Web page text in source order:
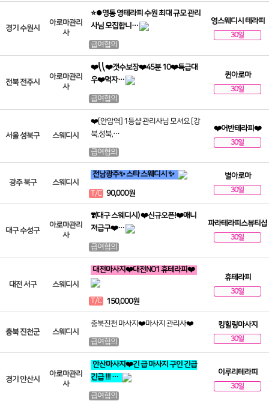
경기 수원시
아로마관리
사
⭐⏺영통 영테라피 수원 최대 규모 관리
사님 모집합니…
급여협의
영스웨디시 테라피
30일
전북 전주시
아로마관리
사
❤️⎝⎝❤️갯수보장❤️45분 10❤️특급대
우❤️먹자…
급여협의
퀸아로마
30일
서울 성북구 스웨디시
❤️[안암역] 1등샵 관리사님 모셔요 [강
북,성북,…
급여협의
❤️어반테라피❤️
30일
광주 북구 스웨디시
전남광주✨ 스타 스웨디시 ✨
T/C 90,000원
별아로마
30일
대구 수성구
아로마관리
사
❣️(대구 스웨디시) ❤️신규오픈!❤️매니
저급구❤️…
급여협의
파라테라피스뷰티샵
30일
대전 서구 스웨디시
대전마사지❤️대전NO1 휴테라피❤️
T/C 150,000원
휴테라피
30일
충북 진천군 스웨디시
충북진천 마사지❤️마사지 관리사❤️
급여협의
킹힐링마사지
30일
경기 안산시
아로마관리
사
안산마사지❤️긴 급 마사지 구인 긴급
긴급 !!! …
급여협의
이루리테라피
30일